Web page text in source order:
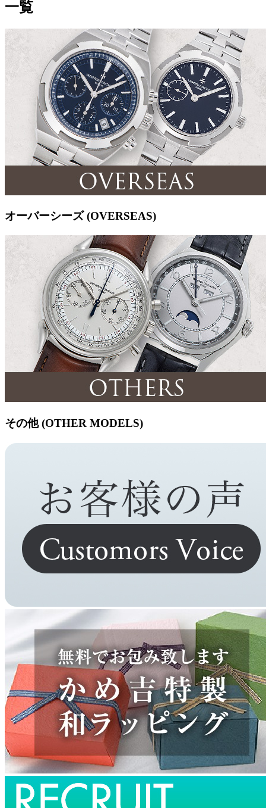
一覧
オーバーシーズ (OVERSEAS)
その他 (OTHER MODELS)